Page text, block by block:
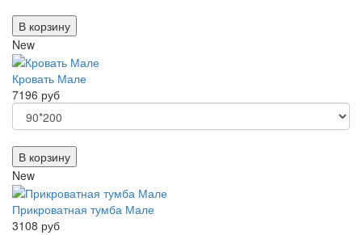
В корзину
New
Кровать Мале
7196 руб
В корзину
New
Прикроватная тумба Мале
3108 руб